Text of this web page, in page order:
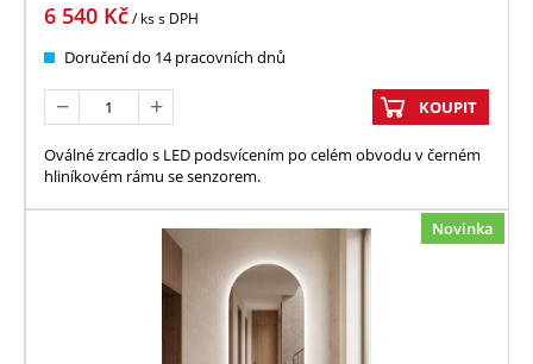
6 540 Kč/ kss DPH
Doručení do 14 pracovních dnů
KOUPIT
Oválné zrcadlo s LED podsvícením po celém obvodu v černém
hliníkovém rámu se senzorem.
Novinka